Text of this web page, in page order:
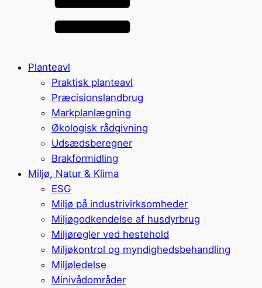
Planteavl
Praktisk planteavl
Præcisionslandbrug
Markplanlægning
Økologisk rådgivning
Udsædsberegner
Brakformidling
Miljø, Natur & Klima
ESG
Miljø på industrivirksomheder
Miljøgodkendelse af husdyrbrug
Miljøregler ved hestehold
Miljøkontrol og myndighedsbehandling
Miljøledelse
Minivådområder